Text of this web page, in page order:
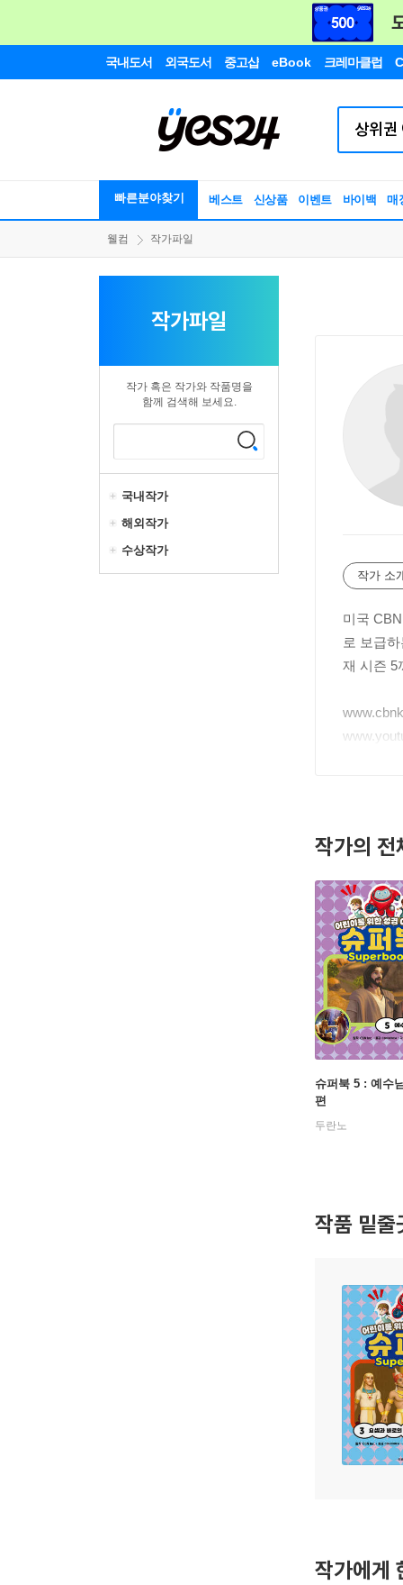
국내도서 외국도서 중고샵 eBook 크레마클럽
빠른분야찾기 베스트 신상품 이벤트 바이백 매
웰컴 작가파일
작가파일
작가 혹은 작가와 작품명을
함께 검색해 보세요.
국내작가
해외작가
수상작가
작가 소
미국
로 보급
재 시즌 5
작가의 전
슈퍼북 5 : 예수
편
두란노
작품 밑줄
작가에게